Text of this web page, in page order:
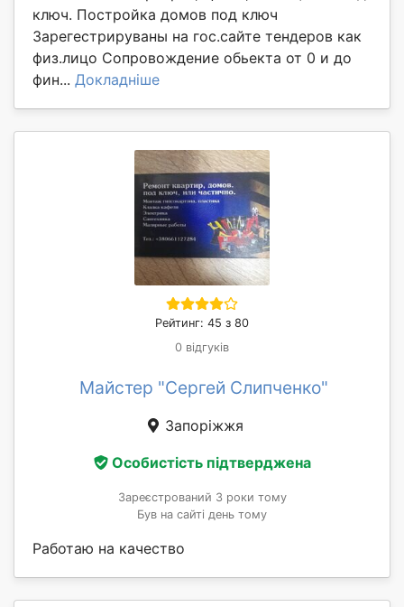
ключ. Постройка домов под ключ
Зарегестрируваны на гос.сайте тендеров как
физ.лицо Сопровождение обьекта от 0 и до
фин... Докладніше
Рейтинг: 45 з 80
0 відгуків
Майстер "Сергей Слипченко"
Запоріжжя
Особистість підтверджена
Зареєстрований 3 роки тому
Був на сайті день тому
Работаю на качество